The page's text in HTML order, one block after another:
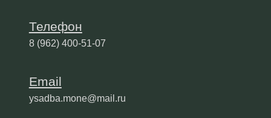
Телефон
8 (962) 400-51-07
Email
ysadba.mone@mail.ru